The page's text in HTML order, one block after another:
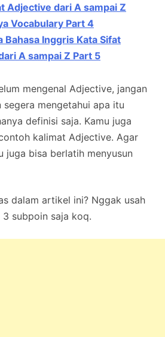
Adjective dari A sampai Z
Vocabulary Part 4
Bahasa Inggris Kata Sifat
A sampai Z Part 5
mengenal Adjective, jangan
mengetahui apa itu
definisi saja. Kamu juga
kalimat Adjective. Agar
juga bisa berlatih menyusun
dalam artikel ini? Nggak usah
subpoin saja koq.